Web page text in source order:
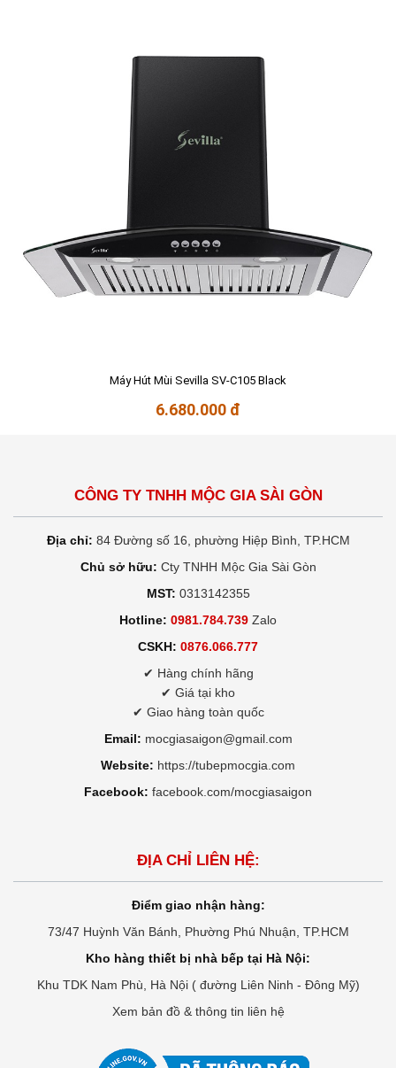
Máy Hút Mùi Sevilla SV-C105 Black
6.680.000 đ
CÔNG TY TNHH MỘC GIA SÀI GÒN
Địa chỉ: 84 Đường số 16, phường Hiệp Bình, TP.HCM
Chủ sở hữu: Cty TNHH Mộc Gia Sài Gòn
MST: 0313142355
Hotline: 0981.784.739 Zalo
CSKH: 0876.066.777
✔ Hàng chính hãng
✔ Giá tại kho
✔ Giao hàng toàn quốc
Email: mocgiasaigon@gmail.com
Website: https://tubepmocgia.com
Facebook: facebook.com/mocgiasaigon
ĐỊA CHỈ LIÊN HỆ:
Điểm giao nhận hàng:
73/47 Huỳnh Văn Bánh, Phường Phú Nhuận, TP.HCM
Kho hàng thiết bị nhà bếp tại Hà Nội:
Khu TDK Nam Phù, Hà Nội ( đường Liên Ninh - Đông Mỹ)
Xem bản đồ & thông tin liên hệ